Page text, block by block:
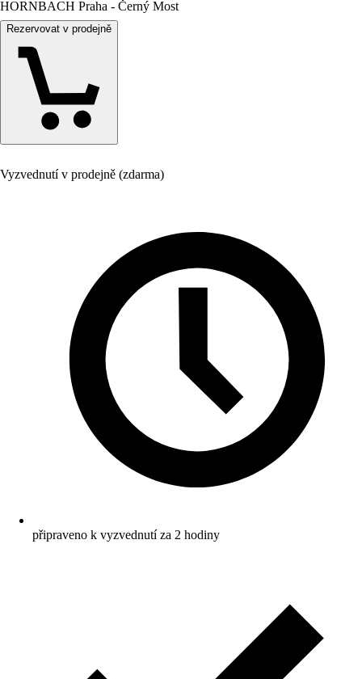
HORNBACH Praha - Černý Most
Rezervovat v prodejně
Vyzvednutí v prodejně (zdarma)
připraveno k vyzvednutí za 2 hodiny